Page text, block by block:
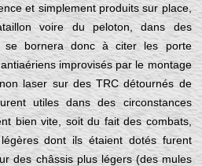
et simplement produits sur place,
voire du peloton, dans des
se bornera donc à citer les porte
improvisés par le montage
laser sur des TRC détournés de
utiles dans des circonstances
bien vite, soit du fait des combats,
dont ils étaient dotés furent
des châssis plus légers (des mules